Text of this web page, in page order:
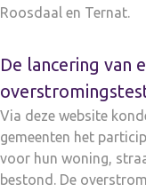
Roosdaal en Ternat.
De lancering van
Via deze website
gemeenten het
voor hun woning,
bestond. De